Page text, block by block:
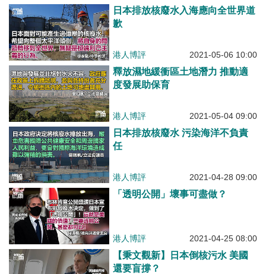
日本排放核廢水入海應向全世界道
歉
港人博評 2021-05-06 10:00
釋放濕地緩衝區土地潛力 推動適
度發展助保育
港人博評 2021-05-04 09:00
日本排放核廢水 污染海洋不負責
任
港人博評 2021-04-28 09:00
「透明公開」壞事可盡做？
港人博評 2021-04-25 08:00
【秉文觀新】日本倒核污水 美國
還要盲撐？